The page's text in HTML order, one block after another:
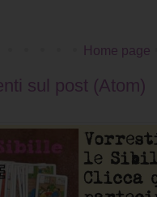
Home page
sul post (Atom)